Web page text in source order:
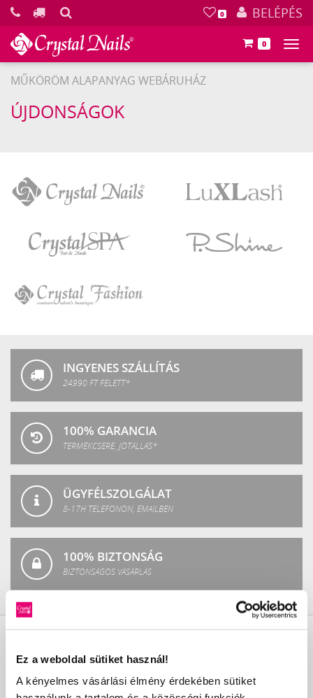
Ez a weboldal sütiket használ!
A kényelmes vásárlási élmény érdekében sütiket
0 BELÉPÉS
0
MŰKÖRÖM ALAPANYAG WEBÁRUHÁZ
ÚJDONSÁGOK
Nails
SPA
INGYENES SZÁLLÍTÁS
24990 FT FELETT*
100% GARANCIA
TERMÉKCSERE, JÓTÁLLÁS*
ÜGYFÉLSZOLGÁLAT
8-17H TELEFONON, EMAILBEN
100% BIZTONSÁG
BIZTONSÁGOS VÁSÁRLÁS